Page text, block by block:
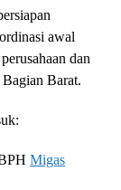
awal
dan
Barat.
Migas